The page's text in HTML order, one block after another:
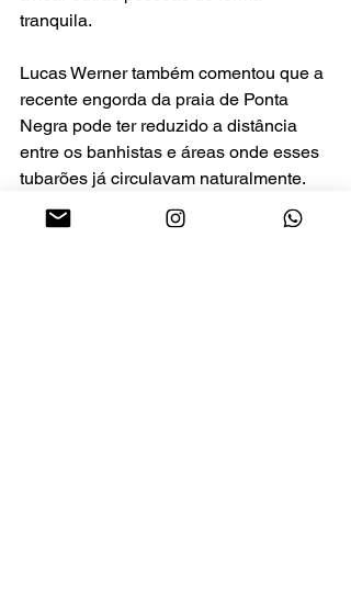
tranquila.
Lucas Werner também comentou que a
recente engorda da praia de Ponta
Negra pode ter reduzido a distância
entre os banhistas e áreas onde esses
tubarões já circulavam naturalmente.
No entanto, destacou que ainda não há
estudos conclusivos sobre essa